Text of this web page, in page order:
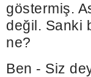
göstermiş.
değil. Sanki
ne?
Ben - Siz